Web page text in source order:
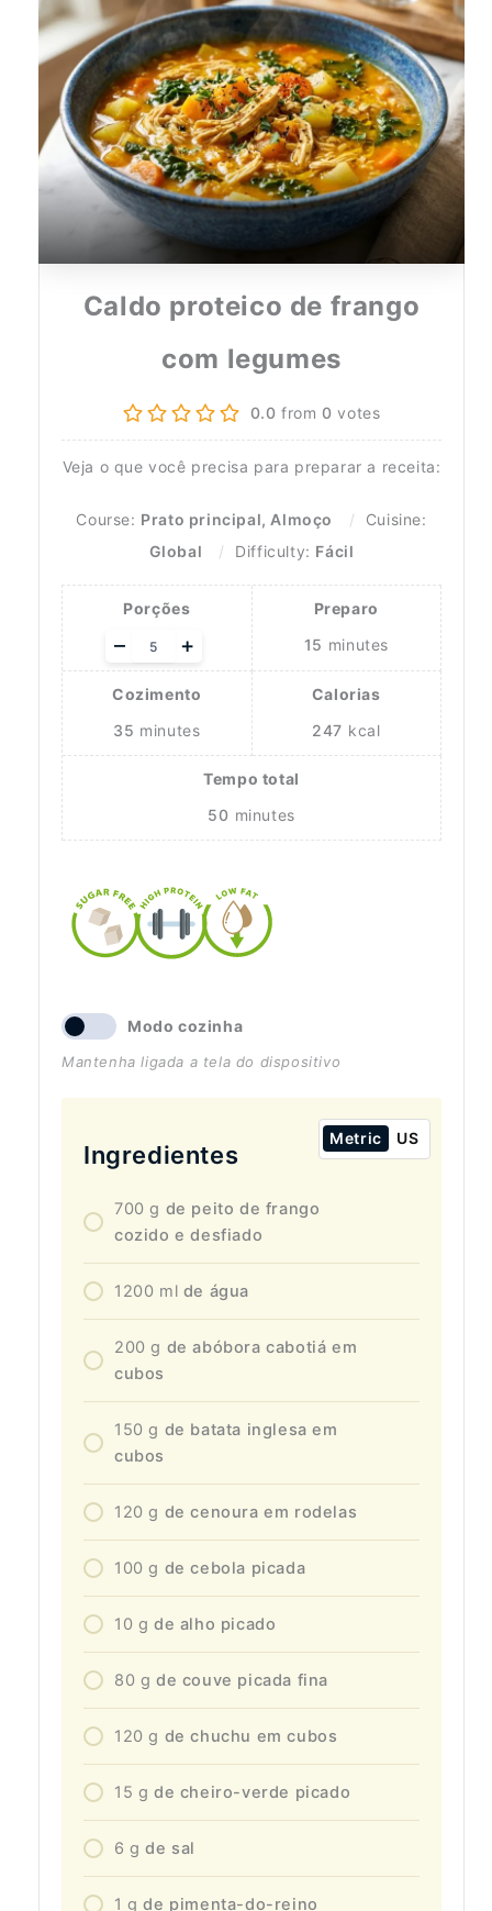
Caldo proteico de frango
com legumes
0.0 from 0 votes
Veja o que você precisa para preparar a receita:
Course: Prato principal, Almoço
Cuisine:
Global
Difficulty: Fácil
Porções
Adjust
servings
+
–
Preparo
15 minutes
Cozimento
35 minutes
Calorias
247 kcal
Tempo total
50 minutes
Modo cozinha
Mantenha ligada a tela do dispositivo
Ingredientes
Metric US
700 g de peito de frango
cozido e desfiado
1200 ml de água
200 g de abóbora cabotiá em
cubos
150 g de batata inglesa em
cubos
120 g de cenoura em rodelas
100 g de cebola picada
10 g de alho picado
80 g de couve picada fina
120 g de chuchu em cubos
15 g de cheiro-verde picado
6 g de sal
1 g de pimenta-do-reino